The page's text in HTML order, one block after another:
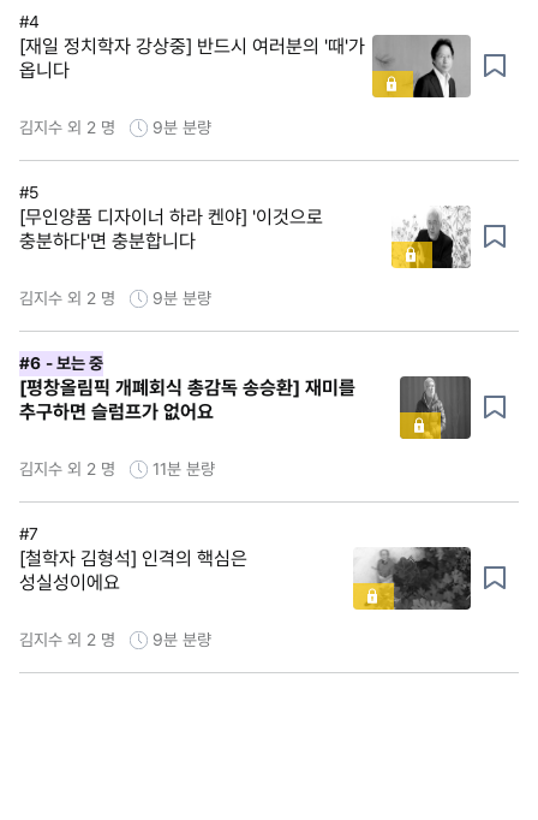
#4
[재일 정치학자 강상중] 반드시 여러분의 '때'가
옵니다
김지수 외 2 명 9분 분량
#5
[무인양품 디자이너 하라 켄야] '이것으로
충분하다'면 충분합니다
김지수 외 2 명 9분 분량
#6 - 보는 중
[평창올림픽 개폐회식 총감독 송승환] 재미를
추구하면 슬럼프가 없어요
김지수 외 2 명 11분 분량
#7
[철학자 김형석] 인격의 핵심은
성실성이에요
김지수 외 2 명 9분 분량